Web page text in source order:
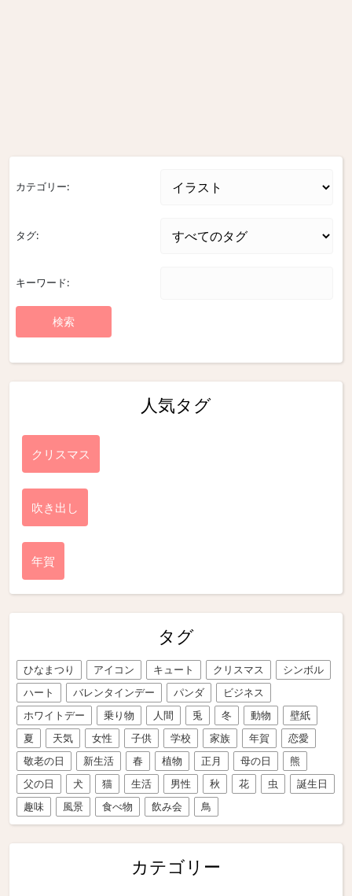
カテゴリー:
タグ:
キーワード:
人気タグ
クリスマス
吹き出し
年賀
タグ
ひなまつり アイコン キュート クリスマス
シンボル
ハート
バレンタインデー パンダ
ビジネス
ホワイトデー
乗り物 人間 兎 冬 動物
壁紙
夏
天気 女性 子供 学校 家族 年賀
恋愛
敬老の日
新生活 春 植物 正月 母の日
熊
父の日
犬 猫 生活 男性 秋 花 虫
誕生日
趣味
風景 食べ物 飲み会 鳥
カテゴリー